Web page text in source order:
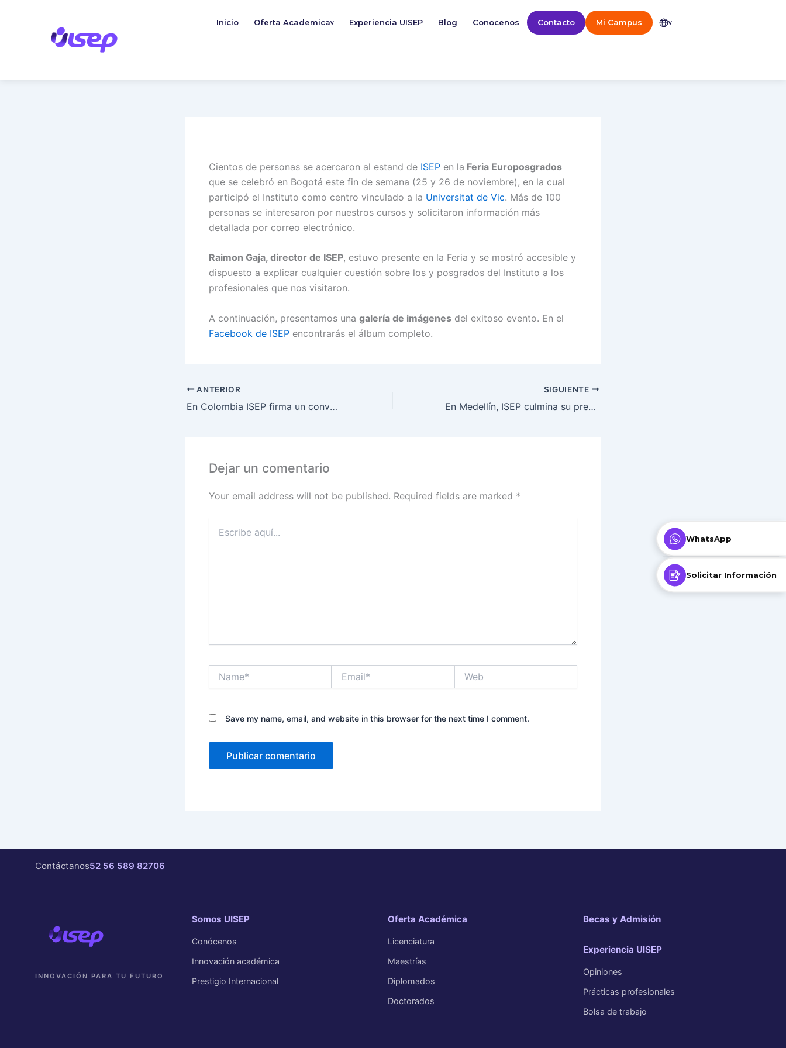
Inicio Oferta Academicav Experiencia UISEP Blog Conocenos Contacto Mi Campus v
Cientos de personas se acercaron al estand de ISEP en la Feria Europosgrados
que se celebró en Bogotá este fin de semana (25 y 26 de noviembre), en la cual
participó el Instituto como centro vinculado a la Universitat de Vic. Más de 100
personas se interesaron por nuestros cursos y solicitaron información más
detallada por correo electrónico.
Raimon Gaja, director de ISEP, estuvo presente en la Feria y se mostró accesible y
dispuesto a explicar cualquier cuestión sobre los y posgrados del Instituto a los
profesionales que nos visitaron.
A continuación, presentamos una galería de imágenes del exitoso evento. En el
Facebook de ISEP encontrarás el álbum completo.
ANTERIOR
En Colombia ISEP firma un convenio de colaboración con la Pontificia Universidad Javeriana
SIGUIENTE
En Medellín, ISEP culmina su presencia en la feria Europosgrados Colombia 2011
Dejar un comentario
Your email address will not be published. Required fields are marked *
aquí...
Save my name, email, and website in this browser for the next time I comment.
Contáctanos52 56 589 82706
INNOVACIÓN PARA TU FUTURO
Somos UISEP
Conócenos
Innovación académica
Prestigio Internacional
Oferta Académica
Licenciatura
Maestrías
Diplomados
Doctorados
Becas y Admisión
Experiencia UISEP
Opiniones
Prácticas profesionales
Bolsa de trabajo
WhatsApp
Solicitar Información